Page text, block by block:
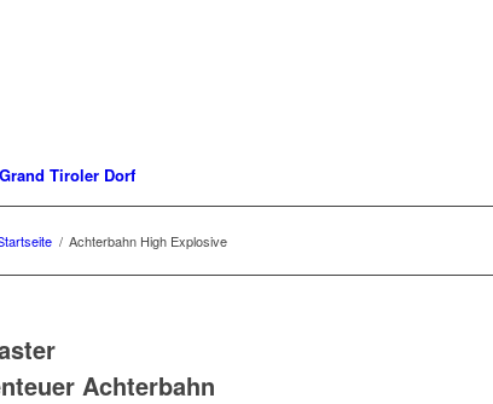
Grand Tiroler Dorf
/ Achterbahn High Explosive
Achterbahn